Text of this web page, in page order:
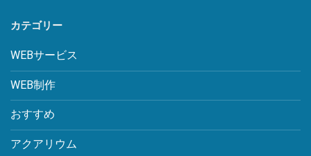
カテゴリー
WEBサービス
WEB制作
おすすめ
アクアリウム